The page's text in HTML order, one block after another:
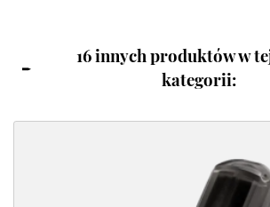
16 innych produktów w
kategorii: